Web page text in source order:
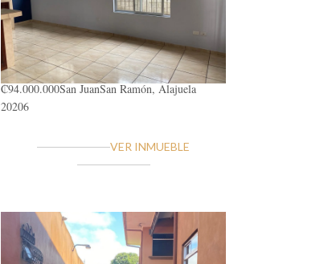
₡94.000.000San JuanSan Ramón, Alajuela
20206
VER INMUEBLE